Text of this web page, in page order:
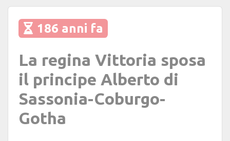
186 anni fa
La regina Vittoria sposa
il principe Alberto di
Sassonia-Coburgo-
Gotha